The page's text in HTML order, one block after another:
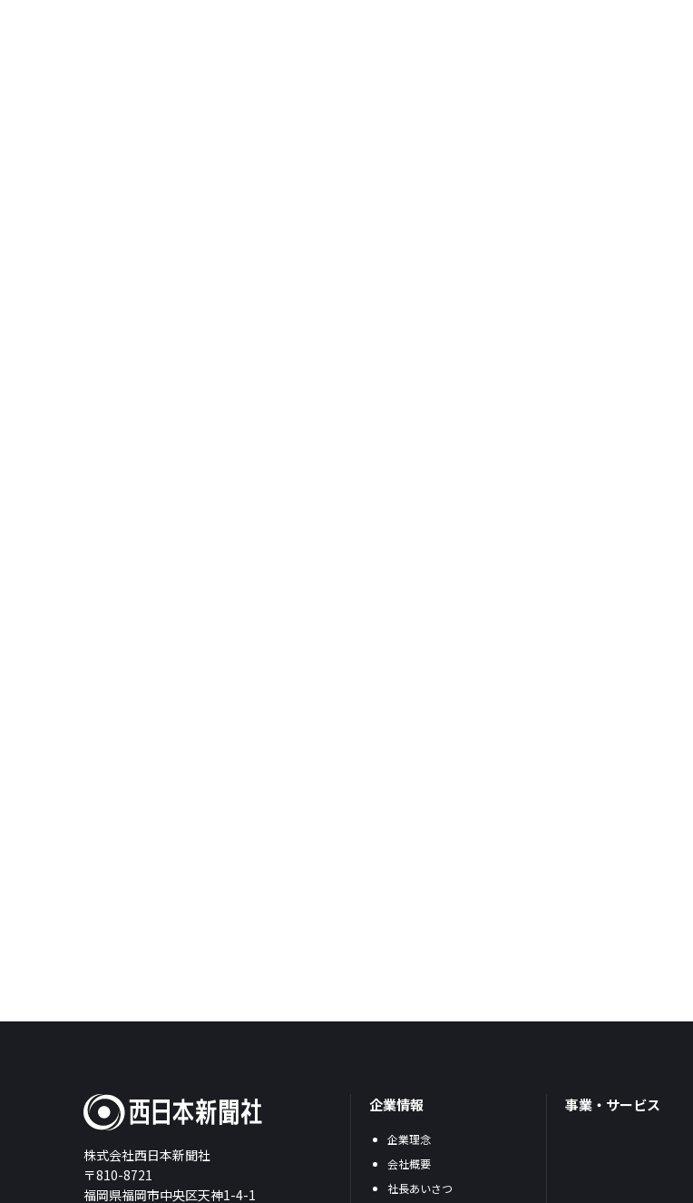
株式会社西日本新聞社
〒810-8721
福岡県福岡市中央区天神1-4-1
企業情報
企業理念
会社概要
社長あいさつ
事業・サービス